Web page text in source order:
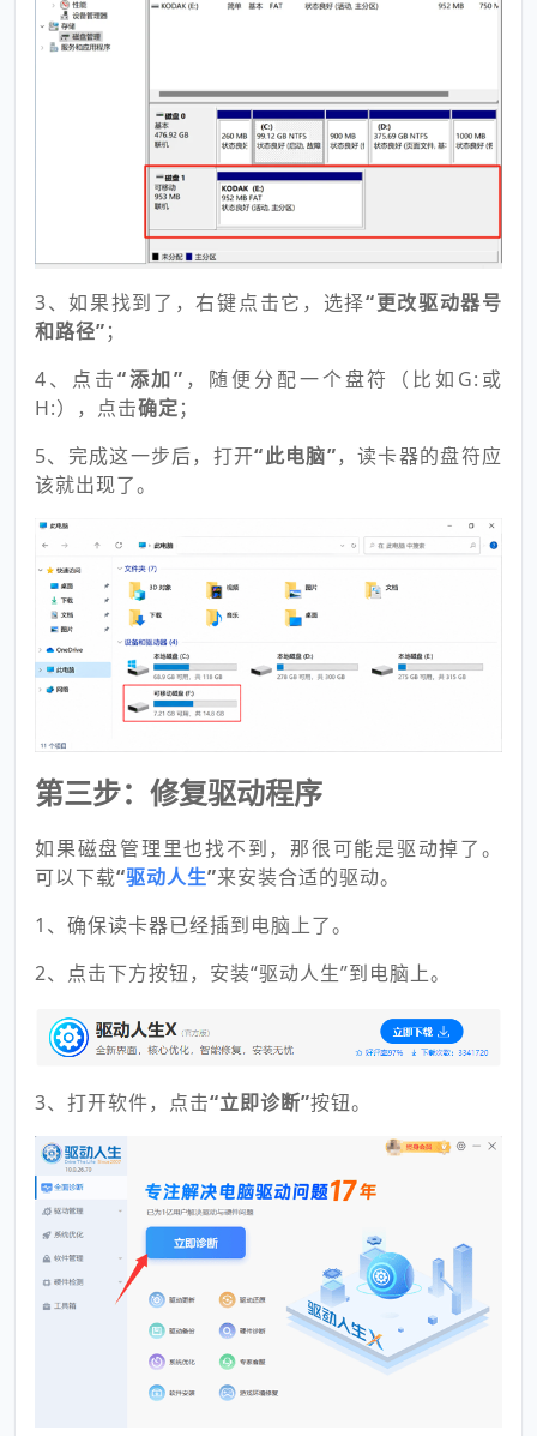
3、如果找到了，右键点击它，选择“更改驱动器号
和路径”；
4、点击“添加” ，随便分配一个盘符（比如G:或
H:），点击确定；
5、完成这一步后，打开“此电脑”，读卡器的盘符应
该就出现了。
第三步：修复驱动程序
如果磁盘管理里也找不到，那很可能是驱动掉了。
可以下载“驱动人生”来安装合适的驱动。
1、确保读卡器已经插到电脑上了。
2、点击下方按钮，安装“驱动人生”到电脑上。
3、打开软件，点击“立即诊断”按钮。